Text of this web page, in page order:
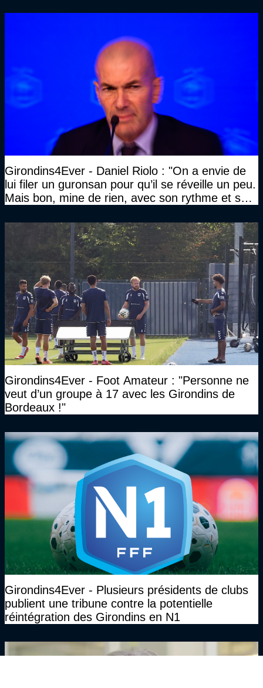
Girondins4Ever - Daniel Riolo : "On a envie de
lui filer un guronsan pour qu’il se réveille un peu.
Mais bon, mine de rien, avec son rythme et son
Girondins4Ever - Foot Amateur : "Personne ne
veut d’un groupe à 17 avec les Girondins de
Bordeaux !"
Girondins4Ever - Plusieurs présidents de clubs
publient une tribune contre la potentielle
réintégration des Girondins en N1